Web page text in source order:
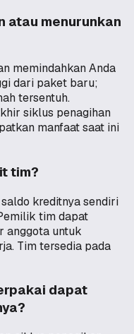
atau menurunkan
memindahkan Anda
dari paket baru;
tersentuh.
siklus penagihan
manfaat saat ini
tim?
kreditnya sendiri
tim dapat
anggota untuk
Tim tersedia pada
dapat